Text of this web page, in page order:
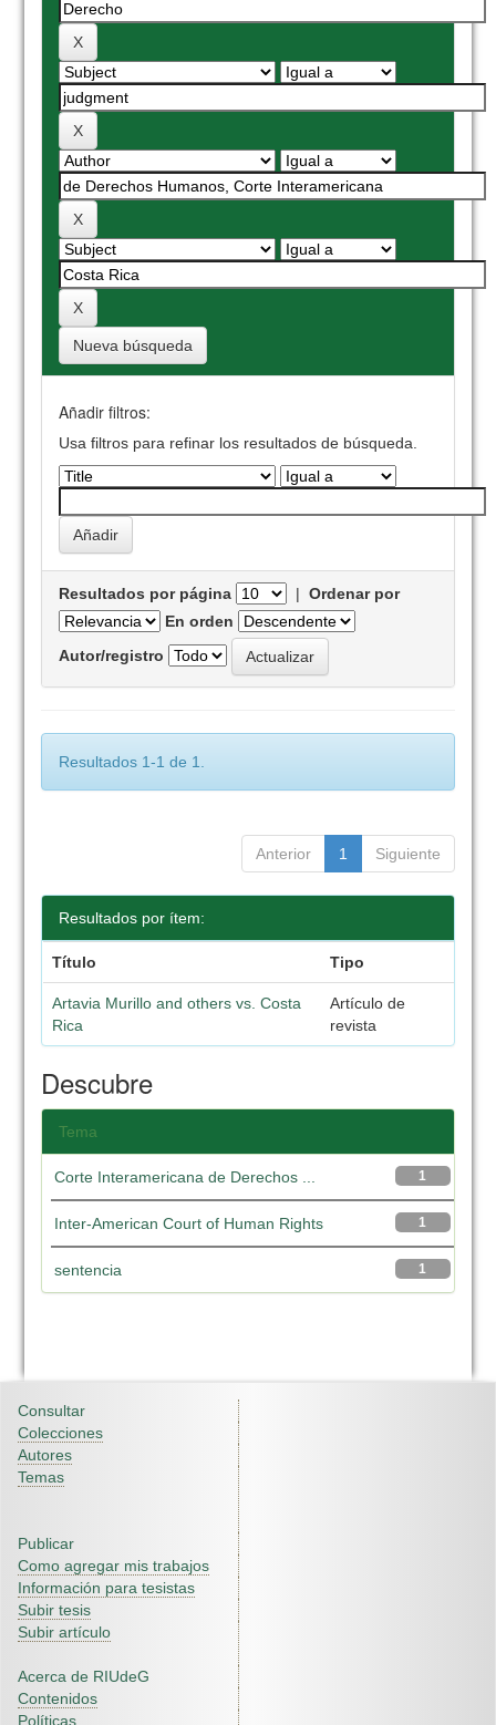
Nueva búsqueda
Añadir filtros:
Usa filtros para refinar los resultados de búsqueda.
Resultados por página |Ordenar por
En orden
Autor/registro
Resultados 1-1 de 1.
Anterior 1 Siguiente
Resultados por ítem:
Título Tipo
Artavia Murillo and others vs. Costa
Rica
Artículo de
revista
Descubre
Tema
1
Corte Interamericana de Derechos ...
1
Inter-American Court of Human Rights
1
sentencia
Consultar
Colecciones
Autores
Temas
Publicar
Como agregar mis trabajos
Información para tesistas
Subir tesis
Subir artículo
Acerca de RIUdeG
Contenidos
Políticas